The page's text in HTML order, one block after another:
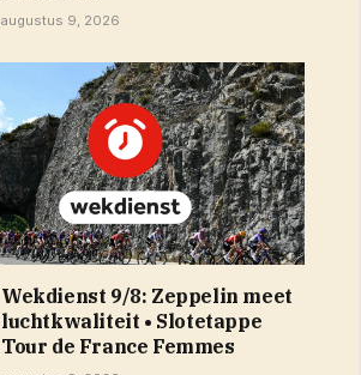
augustus 9, 2026
Wekdienst 9/8: Zeppelin meet
luchtkwaliteit • Slotetappe
Tour de France Femmes